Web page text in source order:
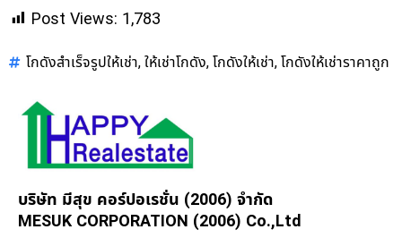
Post Views: 1,783
โกดังสำเร็จรูปให้เช่า, ให้เช่าโกดัง, โกดังให้เช่า, โกดังให้เช่าราคาถูก
บริษัท มีสุข คอร์ปอเรชั่น (2006) จำกัด
MESUK CORPORATION (2006) Co.,Ltd